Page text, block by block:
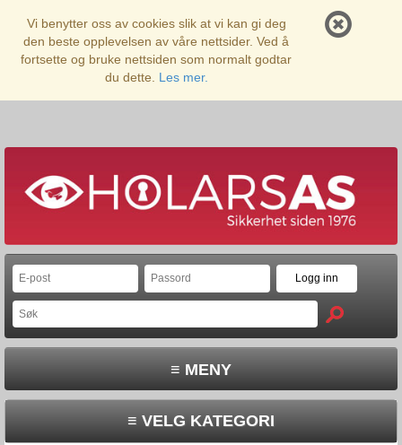
Vi benytter oss av cookies slik at vi kan gi deg
den beste opplevelsen av våre nettsider. Ved å
fortsette og bruke nettsiden som normalt godtar
du dette. Les mer.
≡ MENY
≡ VELG KATEGORI